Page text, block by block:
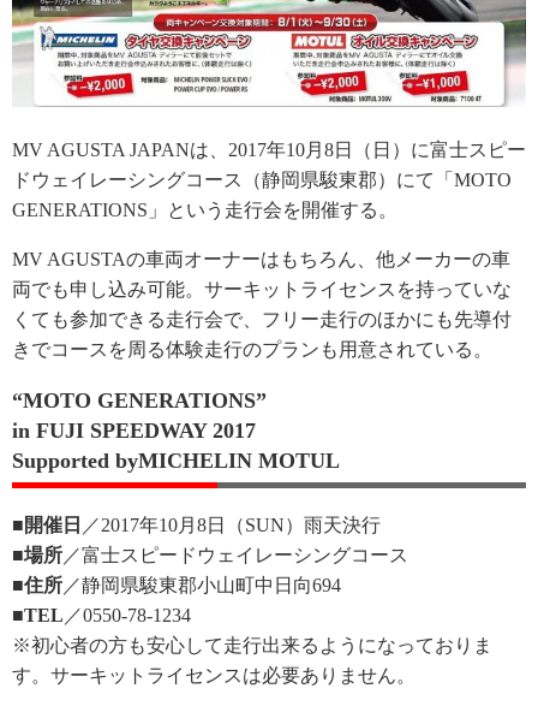
MV AGUSTA JAPANは、2017年10月8日（日）に富士スピー
ドウェイレーシングコース（静岡県駿東郡）にて「MOTO
GENERATIONS」という走行会を開催する。
MV AGUSTAの車両オーナーはもちろん、他メーカーの車
両でも申し込み可能。サーキットライセンスを持っていな
くても参加できる走行会で、フリー走行のほかにも先導付
きでコースを周る体験走行のプランも用意されている。
“MOTO GENERATIONS”
in FUJI SPEEDWAY 2017
Supported byMICHELIN MOTUL
■開催日 ／2017年10月8日（SUN）雨天決行
■場所 ／富士スピードウェイレーシングコース
■住所 ／静岡県駿東郡小山町中日向694
■TEL ／0550-78-1234
※初心者の方も安心して走行出来るようになっておりま
す。サーキットライセンスは必要ありません。